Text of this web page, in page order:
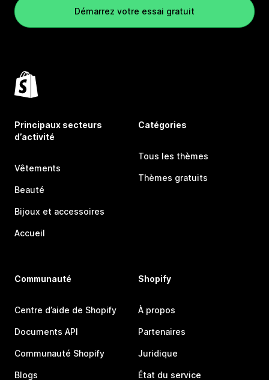
Démarrez votre essai gratuit
Principaux secteurs
d’activité
Vêtements
Beauté
Bijoux et accessoires
Accueil
Catégories
Tous les thèmes
Thèmes gratuits
Communauté
Centre d’aide de Shopify
Documents API
Communauté Shopify
Blogs
Shopify
À propos
Partenaires
Juridique
État du service